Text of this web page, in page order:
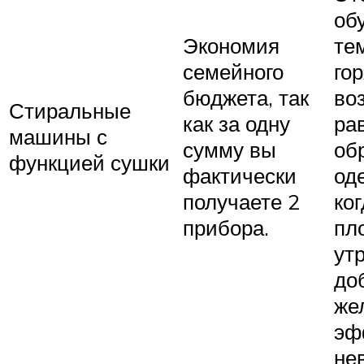
Стиральные
машины с
функцией сушки
Экономия
семейного
бюджета, так
как за одну
сумму вы
фактически
получаете 2
прибора.